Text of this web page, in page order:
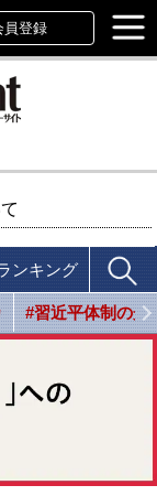
員登録
ンキング
#習近平体制の光